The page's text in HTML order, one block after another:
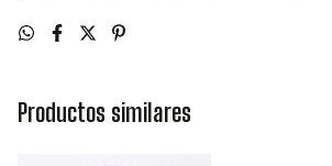
Productos similares